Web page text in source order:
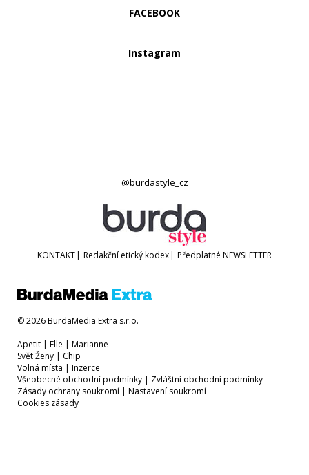
FACEBOOK
Instagram
@burdastyle_cz
KONTAKT| Redakční etický kodex| Předplatné NEWSLETTER
© 2026 BurdaMedia Extra s.r.o.
Apetit | Elle | Marianne
Svět Ženy | Chip
Volná místa | Inzerce
Všeobecné obchodní podmínky | Zvláštní obchodní podmínky
Zásady ochrany soukromí | Nastavení soukromí
Cookies zásady